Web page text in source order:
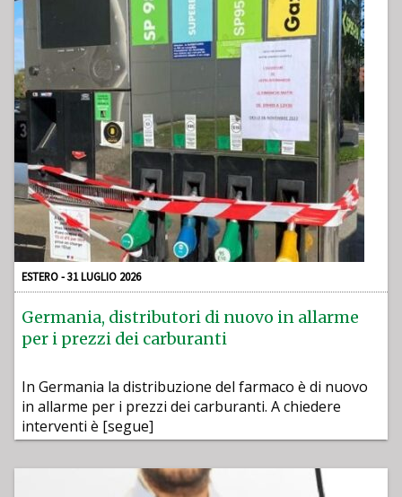
ESTERO - 31 LUGLIO 2026
Germania, distributori di nuovo in allarme
per i prezzi dei carburanti
In Germania la distribuzione del farmaco è di nuovo
in allarme per i prezzi dei carburanti. A chiedere
interventi è [segue]